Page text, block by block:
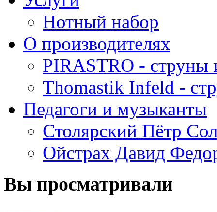
Нотный набор
О производителях
PIRASTRO - струны
Thomastik Infeld -
Педагоги и музыканты
Столярский Пётр
Ойстрах Давид
Вы просматривали